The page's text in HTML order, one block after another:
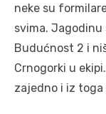
neke su
svima.
Budućnost 2 i
Crnogorki u
zajedno i iz